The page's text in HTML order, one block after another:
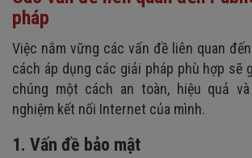
pháp
Việc nắm vững các vấn đề liên quan
cách áp dụng các giải pháp phù hợp sẽ
chúng một cách an toàn, hiệu quả
nghiệm kết nối Internet của mình.
1. Vấn đề bảo mật